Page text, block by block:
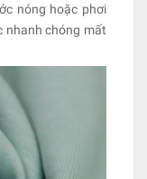
nóng hoặc phơi
nhanh chóng mất